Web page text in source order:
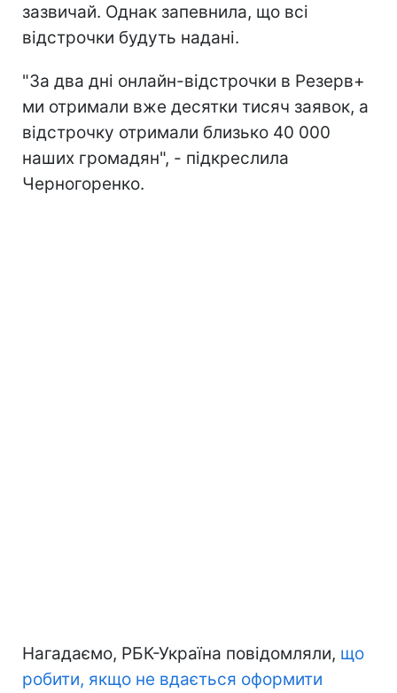
зазвичай. Однак запевнила, що всі
відстрочки будуть надані.
"За два дні онлайн-відстрочки в Резерв+
ми отримали вже десятки тисяч заявок, а
відстрочку отримали близько 40 000
наших громадян", - підкреслила
Черногоренко.
Нагадаємо, РБК-Україна повідомляли, що
робити, якщо не вдається оформити